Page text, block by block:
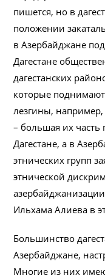
пишется, но в
положении
в Азербайджане
Дагестане
дагестанских
которые
лезгины,
– большая их часть
Дагестане, а в
этнических групп
этнической
Ильхама Алиева в
Большинство
Азербайджане,
Многие из них